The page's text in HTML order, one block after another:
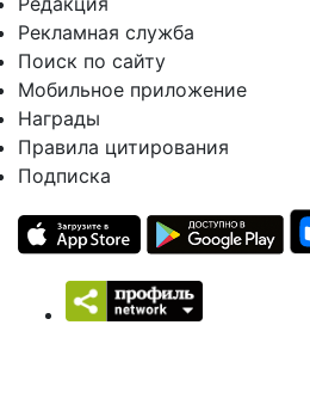
Рекламная служба
Поиск по сайту
Мобильное приложение
Награды
Правила цитирования
Подписка